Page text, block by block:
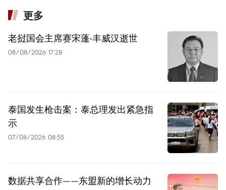
更多
老挝国会主席赛宋蓬·丰威汉逝世
08/08/2026 17:28
泰国发生枪击案：泰总理发出紧急指
示
07/08/2026 08:55
数据共享合作——东盟新的增长动力